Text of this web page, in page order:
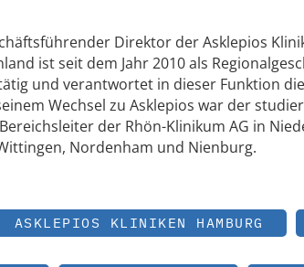
Direktor der Asklepios
ist seit dem Jahr 2010 als
und verantwortet in dieser Funktion
Wechsel zu Asklepios war der
der Rhön-Klinikum AG in
Nordenham und Nienburg.
ASKLEPIOS KLINIKEN HAMBURG